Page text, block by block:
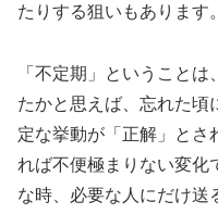
たりする狙いもあります。
「不定期」ということ
たかと思えば、忘れた頃
定な挙動が「正解」とさ
れば不便極まりない変化
な時、必要な人にだけ送